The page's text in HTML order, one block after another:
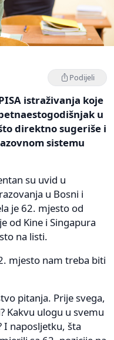
Podijeli
istraživanja koje
u
direktno sugeriše i
sistemu
su uvid u
u Bosni i
je 62. mjesto od
od Kine i Singapura
na listi.
mjesto nam treba biti
pitanja. Prije svega,
Kakvu ulogu u svemu
I naposljetku, šta